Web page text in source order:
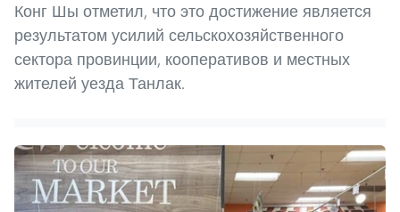
Конг Шы отметил, что это достижение является
результатом усилий сельскохозяйственного
сектора провинции, кооперативов и местных
жителей уезда Танлак.